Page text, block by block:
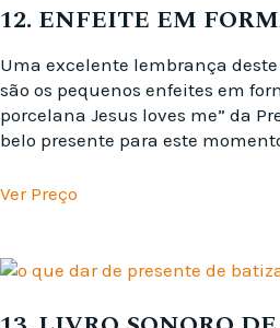
12. ENFEITE EM
Uma excelente lembrança
são os pequenos enfeites em
porcelana Jesus loves me” da
belo presente para este
Ver Preço